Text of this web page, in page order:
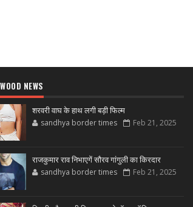
NEWS
शरवरी वाघ के हाथ लगी बड़ी फिल्म
sandhya border times Feb 21, 2025
राजकुमार राव निभाएगें सौरव गांगुली का किरदार
sandhya border times Feb 21, 2025